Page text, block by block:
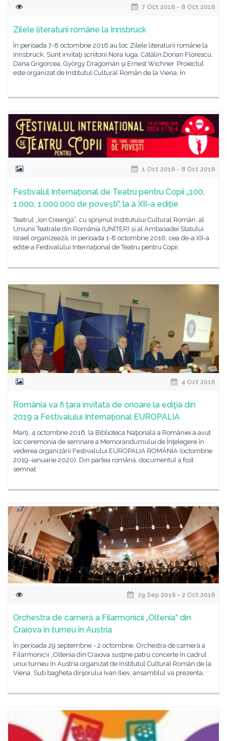
7 Oct 2016 - 8 Oct 2016
Zilele literaturii române la Innsbruck
În perioada 7-8 octombrie 2016 au loc Zilele literaturii române la
Innsbruck. Sunt invitaţi scriitorii Nora Iuga, Cătălin Dorian Florescu,
Dana Grigorcea, György Dragomán şi Ernest Wichner. Proiectul
este organizat de Institutul Cultural Român de la Viena, în
1 Oct 2016 - 8 Oct 2016
Festivalul Internațional de Teatru pentru Copii „100,
1.000, 1.000.000 de povești”, la a XII-a ediție
Teatrul „Ion Creangă”, cu sprijinul Institutului Cultural Român, al
Uniunii Teatrale din România (UNITER) și al Ambasadei Statului
Israel organizează, în perioada 1-8 octombrie 2016, cea de-a XII-a
ediție a Festivalului Internațional de Teatru pentru Copii
4 Oct 2016
România va fi ţara invitată de onoare la ediţia din
2019 a Festivalului Internaţional EUROPALIA
Marți, 4 octombrie 2016, la Biblioteca Naţională a României a avut
loc ceremonia de semnare a Memorandumului de Înţelegere în
vederea organizării Festivalului EUROPALIA ROMÂNIA (octombrie
2019–ianuarie 2020). Din partea română, documentul a fost
semnat
29 Sep 2016 - 2 Oct 2016
Orchestra de cameră a Filarmonicii „Oltenia“ din
Craiova în turneu în Austria
În perioada 29 septembrie - 2 octombrie, Orchestra de cameră a
Filarmonicii „Oltenia din Craiova susţine patru concerte în cadrul
unui turneu în Austria organizat de Institutul Cultural Român de la
Viena. Sub bagheta dirijorului Ivan Iliev, ansamblul va prezenta,